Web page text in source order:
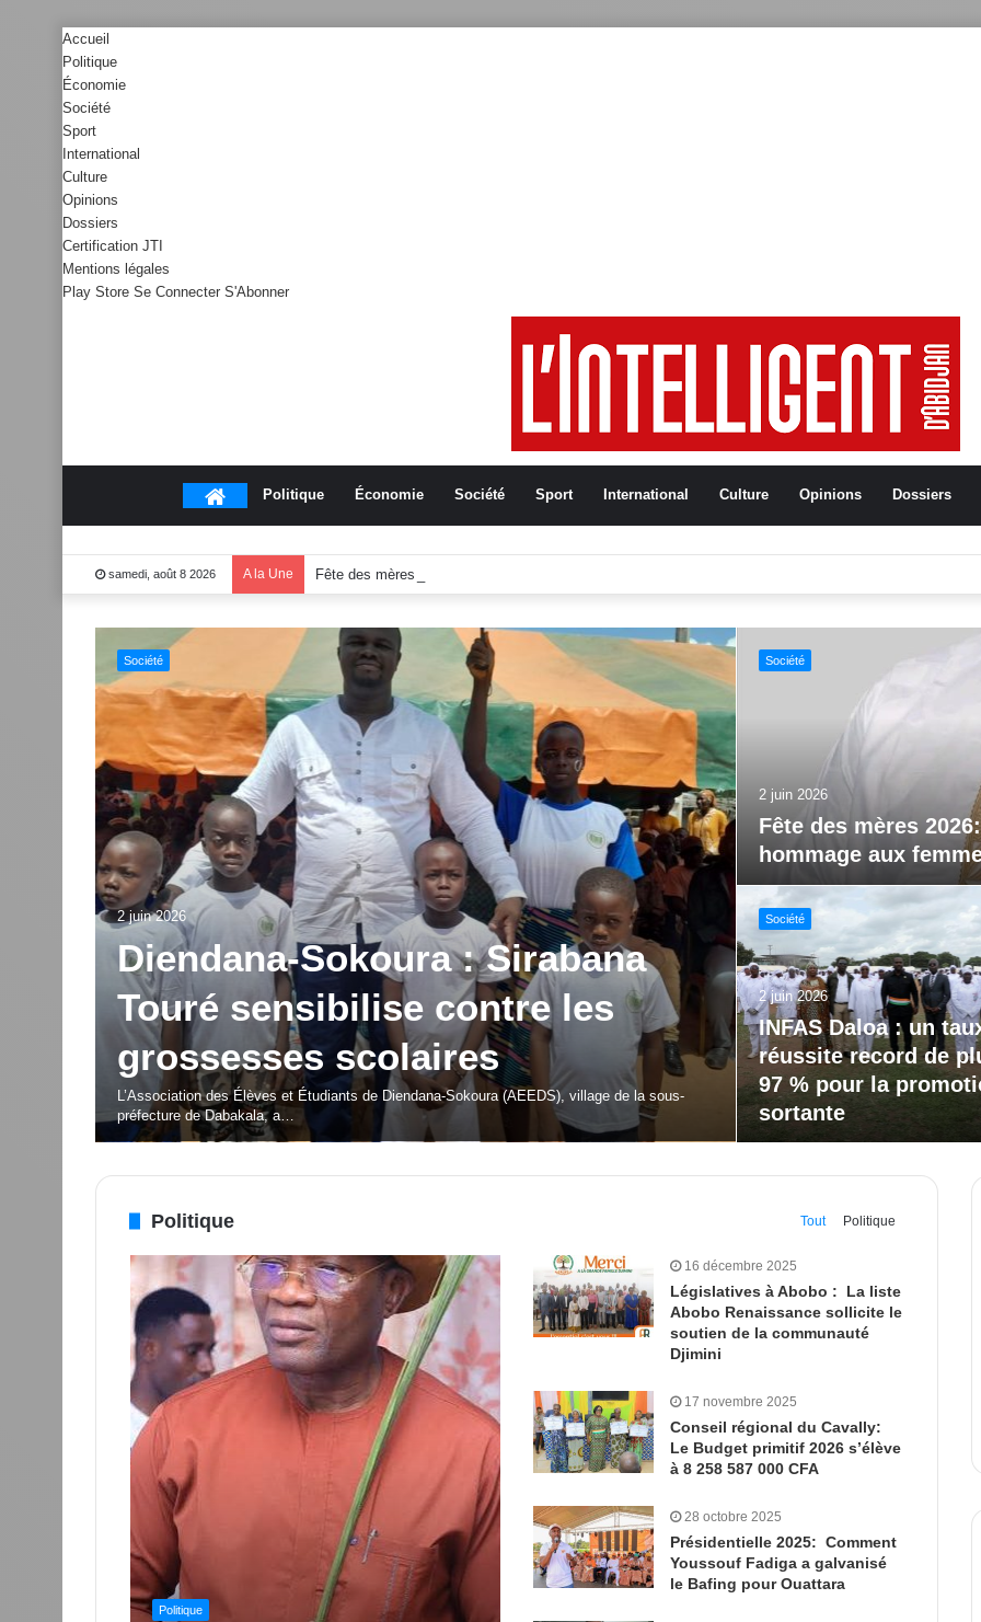
Accueil
Politique
Économie
Société
Sport
International
Culture
Opinions
Dossiers
Certification JTI
Mentions légales
Play Store Se Connecter S'Abonner
AccueilPolitique Économie Société Sport International Culture Opinions Dossiers
samedi, août 8 2026 A la Une Fête des mères 2026:Moussa Traoré Koudougou rend hommage aux femmes de Morondo
Culture
1 juin 2026
Dabakala:Le festival FEMUDA
2.0 dévoile des innovations
porteuses d’espoir pour la
jeunesse
La deuxième édition du Festival des Musiques et Danses de Dabakala (FEMUDA 2.0) a été…
Sport
29 mai 2026
Jeux paralympiques
Société
20 mai 2026
Bodokro : 30 élèves
célébrés à la
l’Excellence du
moderne
Politique Tout Politique
Politique
16 décembre 2025
Législatives à Abobo : La liste
Abobo Renaissance sollicite le
soutien de la communauté
Djimini
17 novembre 2025
Conseil régional du Cavally:
Le Budget primitif 2026 s’élève
à 8 258 587 000 CFA
28 octobre 2025
Présidentielle 2025: Comment
Youssouf Fadiga a galvanisé
le Bafing pour Ouattara